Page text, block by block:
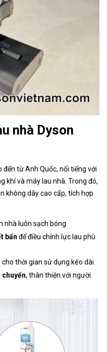
nhà Dyson
đến từ Anh Quốc, nổi tiếng với
khí và máy lau nhà. Trong đó,
không dây cao cấp, tích hợp
nhà luôn sạch bóng.
bẩn để điều chỉnh lực lau phù
cho thời gian sử dụng kéo dài.
, thân thiện với người